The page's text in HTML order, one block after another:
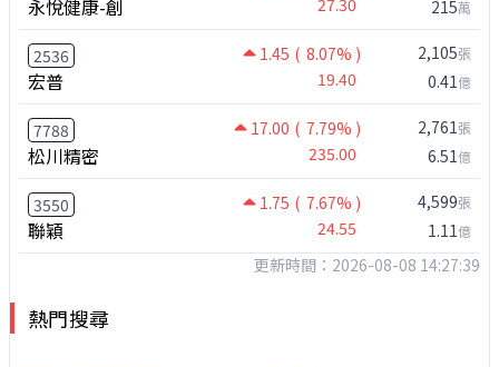
永悅健康-創 27.30 215萬
2536 1.45 ( 8.07% )
宏普 19.40
2,105張
0.41億
7788 17.00 ( 7.79% )
松川精密 235.00
2,761張
6.51億
3550 1.75 ( 7.67% )
聯穎 24.55
4,599張
1.11億
更新時間：2026-08-08 14:27:39
熱門搜尋